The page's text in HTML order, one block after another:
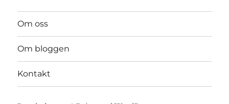
Om oss
Om bloggen
Kontakt